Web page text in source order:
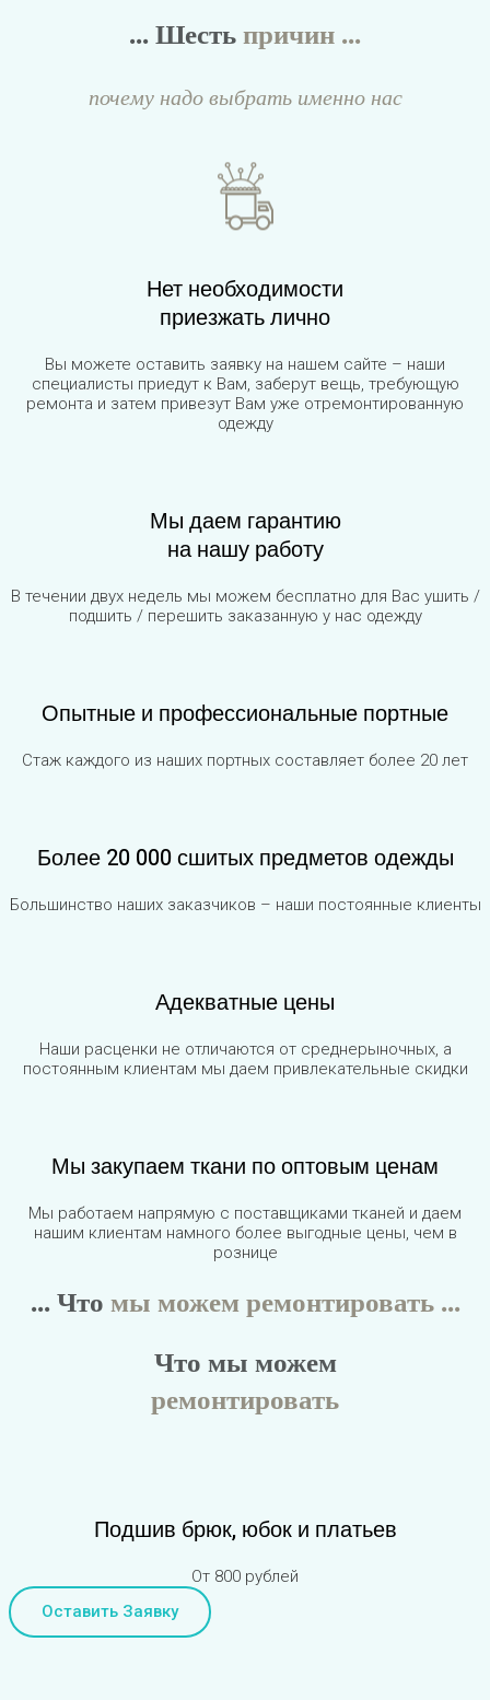
... Шестьпричин ...
почему надо выбрать именно нас
Нет необходимости
приезжать лично
Вы можете оставить заявку на нашем сайте – наши
специалисты приедут к Вам, заберут вещь, требующую
ремонта и затем привезут Вам уже отремонтированную
одежду
Мы даем гарантию
на нашу работу
В течении двух недель мы можем бесплатно для Вас ушить /
подшить / перешить заказанную у нас одежду
Опытные и профессиональные портные
Стаж каждого из наших портных составляет более 20 лет
Более 20 000 сшитых предметов одежды
Большинство наших заказчиков – наши постоянные клиенты
Адекватные цены
Наши расценки не отличаются от среднерыночных, а
постоянным клиентам мы даем привлекательные скидки
Мы закупаем ткани по оптовым ценам
Мы работаем напрямую с поставщиками тканей и даем
нашим клиентам намного более выгодные цены, чем в
рознице
... Чтомы можем ремонтировать ...
Что мы можем
ремонтировать
Подшив брюк, юбок и платьев
От 800 рублей
Оставить Заявку